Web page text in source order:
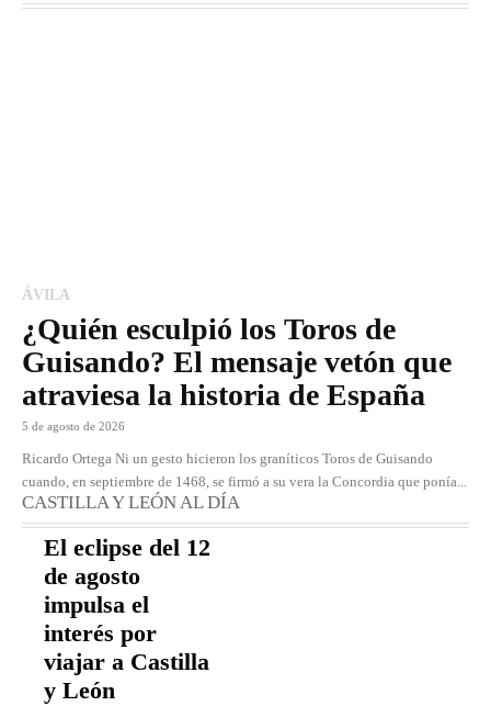
ÁVILA
¿Quién esculpió los Toros de
Guisando? El mensaje vetón que
atraviesa la historia de España
5 de agosto de 2026
Ricardo Ortega Ni un gesto hicieron los graníticos Toros de Guisando
cuando, en septiembre de 1468, se firmó a su vera la Concordia que ponía...
CASTILLA Y LEÓN AL DÍA
El eclipse del 12
de agosto
impulsa el
interés por
viajar a Castilla
y León